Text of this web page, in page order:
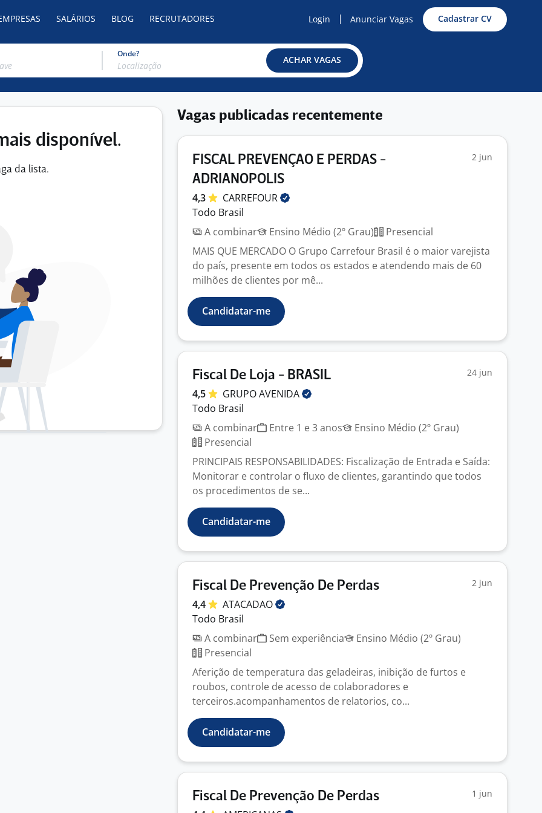
SALÁRIOS BLOG RECRUTADORES Login Anunciar Vagas Cadastrar CV
Onde?
ACHAR VAGAS
disponível.
da lista.
Vagas publicadas recentemente
FISCAL PREVENÇAO E PERDAS -
ADRIANOPOLIS
2 jun
4,3
CARREFOUR
Todo Brasil
A combinar
Ensino Médio (2º Grau)
Presencial
MAIS QUE MERCADO O Grupo Carrefour Brasil é o maior varejista
do país, presente em todos os estados e atendendo mais de 60
milhões de clientes por mê...
Candidatar-me
Fiscal De Loja - BRASIL 24 jun
4,5 GRUPOAVENIDA
Todo Brasil
A combinar
Entre 1 e 3 anos
Ensino Médio (2º Grau)
Presencial
PRINCIPAIS RESPONSABILIDADES: Fiscalização de Entrada e Saída:
Monitorar e controlar o fluxo de clientes, garantindo que todos
os procedimentos de se...
Candidatar-me
Fiscal De Prevenção De Perdas 2 jun
4,4
ATACADAO
Todo Brasil
A combinar
Sem experiência
Ensino Médio (2º Grau)
Presencial
Aferição de temperatura das geladeiras, inibição de furtos e
roubos, controle de acesso de colaboradores e
terceiros.acompanhamentos de relatorios, co...
Candidatar-me
Fiscal De Prevenção De Perdas 1 jun